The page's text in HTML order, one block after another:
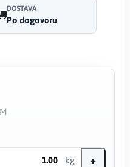
DOSTAVA
Po dogovoru
kg +